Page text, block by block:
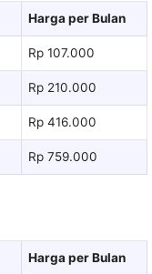
Harga per Bulan
Rp 107.000
Rp 210.000
Rp 416.000
Rp 759.000
Harga per Bulan